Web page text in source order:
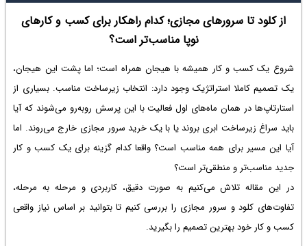
به یک نقطه حیاتی وابسته است: باتری. قطعاً برای شما هم پیش آمده که پس
از مدتی استفاده از یک گوشی پرچمدار، متوجه کاهش چشمگیر عمر باتری
می‌کند.
بسیاری از کاربران تصور می‌کنند که کاهش عمر باتری یک سرنوشت محتوم
است، اما واقعیت چیز دیگری است. یکی از بزرگ‌ترین عواملی که تعیین می‌کند
باتری گوشی شما دو سال دوام بیاورد یا سه سال و بیشتر، چیزی نیست جز نوع
شارژر برای شارژ روزانه از آن استفاده می‌کنید. در این مقاله از سیاره‌ی آی‌تی، به
زبان ساده اما با نگاهی فنی، بررسی می‌کنیم که چرا انتخاب شارژر مناسب برای
پرچمداران حیاتی است و چگونه می‌توانید با یک انتخاب هوشمندانه، عمر باتری
گوشی گرانقیمت خود را افزایش دهید.
از کلود تا سرورهای مجازی؛ کدام راهکار برای کسب و کارهای
نوپا مناسب‌تر است؟
شروع یک کسب و کار همیشه با هیجان همراه است؛ اما پشت این هیجان،
یک تصمیم کاملا استراتژیک وجود دارد: انتخاب زیرساخت مناسب. بسیاری از
استارتاپ‌ها در همان ماه‌های اول فعالیت با این پرسش روبه‌رو می‌شوند که آیا
باید سراغ زیرساخت ابری بروند یا با یک خرید سرور مجازی خارج می‌روند. اما
آیا این مسیر برای همه مناسب است؟ واقعا کدام گزینه برای یک کسب و کار
جدید مناسب‌تر و منطقی‌تر است؟
در این مقاله تلاش می‌کنیم به صورت دقیق، کاربردی و مرحله به مرحله،
تفاوت‌های کلود و سرور مجازی را بررسی کنیم تا بتوانید بر اساس نیاز واقعی
کسب و کار خود بهترین تصمیم را بگیرید.